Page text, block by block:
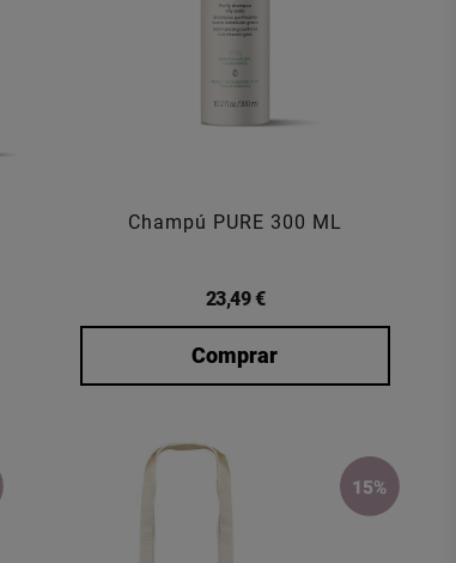
Champú PURE 300 ML
23,49 €
Comprar